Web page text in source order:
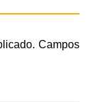
Campos